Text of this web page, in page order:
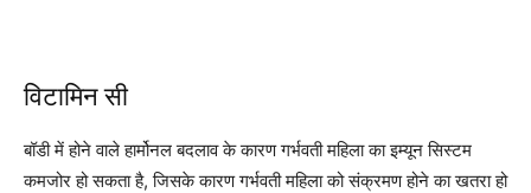
विटामिन सी
बॉडी में होने वाले हार्मोनल बदलाव के कारण गर्भवती महिला का इम्यून सिस्टम
कमजोर हो सकता है, जिसके कारण गर्भवती महिला को संक्रमण होने का खतरा हो